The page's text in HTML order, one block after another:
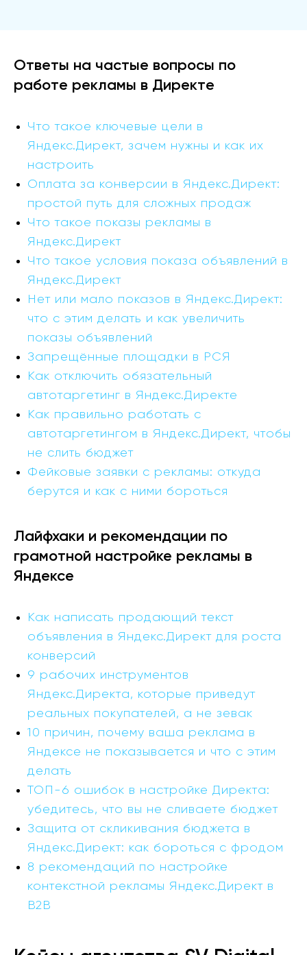
Ответы на частые вопросы по
работе рекламы в Директе
Что такое ключевые цели в
Яндекс.Директ, зачем нужны и как их
настроить
Оплата за конверсии в Яндекс.Директ:
простой путь для сложных продаж
Что такое показы рекламы в
Яндекс.Директ
Что такое условия показа объявлений в
Яндекс.Директ
Нет или мало показов в Яндекс.Директ:
что с этим делать и как увеличить
показы объявлений
Запрещённые площадки в РСЯ
Как отключить обязательный
автотаргетинг в Яндекс.Директе
Как правильно работать с
автотаргетингом в Яндекс.Директ, чтобы
не слить бюджет
Фейковые заявки с рекламы: откуда
берутся и как с ними бороться
Лайфхаки и рекомендации по
грамотной настройке рекламы в
Яндексе
Как написать продающий текст
объявления в Яндекс.Директ для роста
конверсий
9 рабочих инструментов
Яндекс.Директа, которые приведут
реальных покупателей, а не зевак
10 причин, почему ваша реклама в
Яндексе не показывается и что с этим
делать
ТОП-6 ошибок в настройке Директа:
убедитесь, что вы не сливаете бюджет
Защита от скликивания бюджета в
Яндекс.Директ: как бороться с фродом
8 рекомендаций по настройке
контекстной рекламы Яндекс.Директ в
В2В